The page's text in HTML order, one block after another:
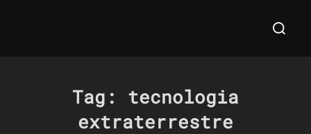
Cerca
Tag: tecnologia
extraterrestre